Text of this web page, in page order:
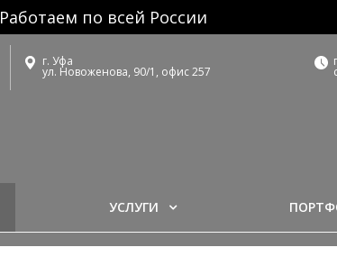
Работаем по всей России
г. Уфа
ул. Новоженова, 90/1, офис 257
УСЛУГИ